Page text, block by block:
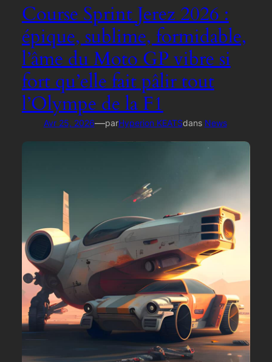
Course Sprint Jerez 2026 :
épique, sublime, formidable,
l’âme du Moto GP vibre si
fort qu’elle fait pâlir tout
l’Olympe de la F1
Avr 25, 2026—parHyperion KEATSdans News